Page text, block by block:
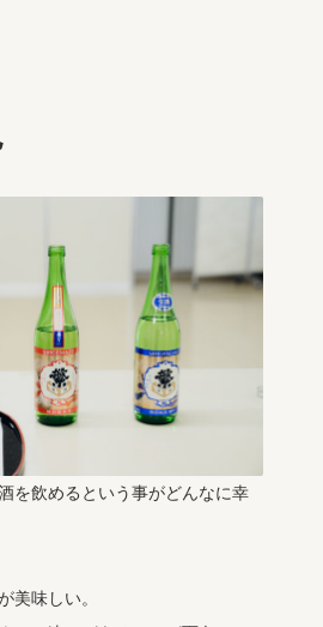
を飲めるという事がどんなに幸
美味しい。